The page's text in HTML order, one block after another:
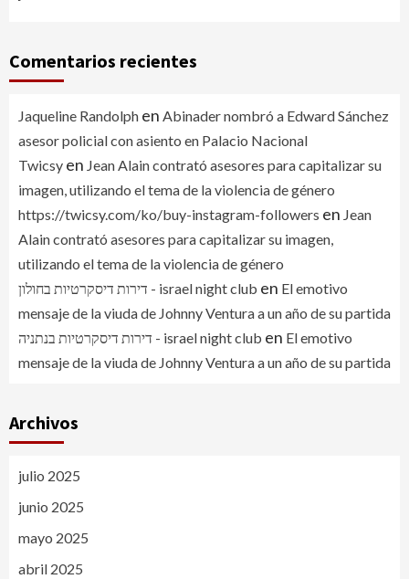
Comentarios recientes
Jaqueline Randolph en Abinader nombró a Edward Sánchez
asesor policial con asiento en Palacio Nacional
Twicsy en Jean Alain contrató asesores para capitalizar su
imagen, utilizando el tema de la violencia de género
https://twicsy.com/ko/buy-instagram-followers en Jean
Alain contrató asesores para capitalizar su imagen,
utilizando el tema de la violencia de género
דירות דיסקרטיות בחולון - israel night club en El emotivo
mensaje de la viuda de Johnny Ventura a un año de su partida
דירות דיסקרטיות בנתניה - israel night club en El emotivo
mensaje de la viuda de Johnny Ventura a un año de su partida
Archivos
julio 2025
junio 2025
mayo 2025
abril 2025